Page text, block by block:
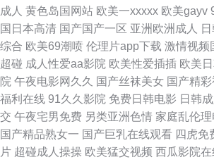
爱爱网 狠狠的日天天干 青青操逼网 久久丁香网 国
97超碰人人妻 欧美一二三四操 51福利社区 久草夜
人不卡 日韩人妻无码同性 午夜福利视频1 人人干人
媒A片 精品自拍传媒 国产日韩一二三区 日韩有码二
码H片 肏屄资源站 五月天去色色 肏屄图片吴梦梦
成人 黄色岛国网站 欧美一xxxxx 欧美gayv
国日本高清 国产国产一区 亚洲欧洲成人
综合 欧美69潮喷 伦理片app下载 激情视频
超碰 成人性爱aa影院 欧美性爱插插 欧美
院 午夜电影网久久 国产丝袜美女 国产精
福利在线 91久久影院 免费日韩电影 日韩
交 午夜宅男免费 另类亚洲色情 家庭乱伦理
国产精品熟女一 国产巨乳在线观看 四虎免
片 超碰成人操操 欧美猛交视频 西瓜影院